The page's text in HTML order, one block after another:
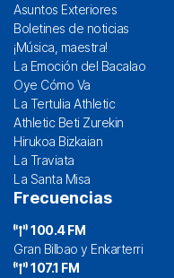
Asuntos Exteriores
Boletines de noticias
¡Música, maestra!
La Emoción del Bacalao
Oye Cómo Va
La Tertulia Athletic
Athletic Beti Zurekin
Hirukoa Bizkaian
La Traviata
La Santa Misa
Frecuencias
100.4 FM
Gran Bilbao y Enkarterri
107.1 FM